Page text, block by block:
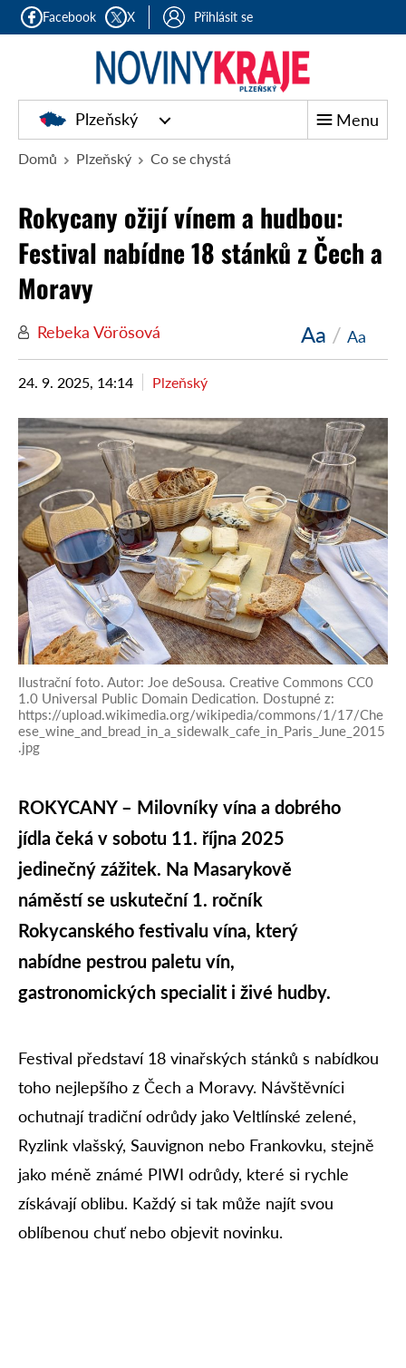
Facebook X Přihlásit se
Plzeňský Menu
Domů Plzeňský Co se chystá
Rokycany ožijí vínem a hudbou:
Festival nabídne 18 stánků z Čech a
Moravy
Rebeka Vörösová Aa / Aa
24. 9. 2025, 14:14 Plzeňský
Ilustrační foto. Autor: Joe deSousa. Creative Commons CC0
1.0 Universal Public Domain Dedication. Dostupné z:
https://upload.wikimedia.org/wikipedia/commons/1/17/Che
ese_wine_and_bread_in_a_sidewalk_cafe_in_Paris_June_2015
.jpg
ROKYCANY – Milovníky vína a dobrého
jídla čeká v sobotu 11. října 2025
jedinečný zážitek. Na Masarykově
náměstí se uskuteční 1. ročník
Rokycanského festivalu vína, který
nabídne pestrou paletu vín,
gastronomických specialit i živé hudby.
Festival představí 18 vinařských stánků s nabídkou
toho nejlepšího z Čech a Moravy. Návštěvníci
ochutnají tradiční odrůdy jako Veltlínské zelené,
Ryzlink vlašský, Sauvignon nebo Frankovku, stejně
jako méně známé PIWI odrůdy, které si rychle
získávají oblibu. Každý si tak může najít svou
oblíbenou chuť nebo objevit novinku.